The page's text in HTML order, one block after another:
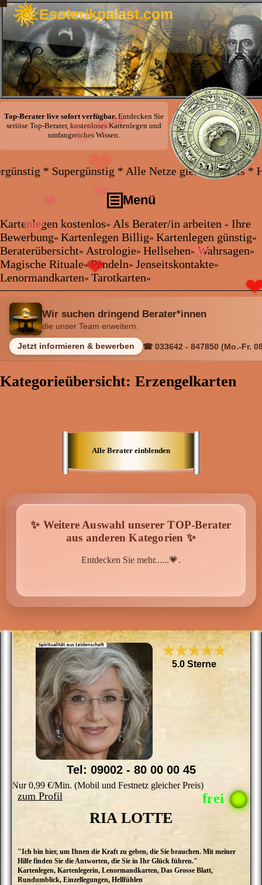
❤
❤
❤
❤
❤
❤
❤
❤
❤
❤ ❤
Esoterikpalast.com
Top-Berater live sofort verfügbar.Entdecken Sie
seriöse Top-Berater, kostenloses Kartenlegen und
umfangreiches Wissen.
* Alle Netze gleicher Preis * Handy und
Menü
Kartenlegen kostenlos
Als Berater/in arbeiten - Ihre Bewerbung
Kartenlegen Billig
Kartenlegen günstig
Beraterübersicht
Astrologie
Hellsehen
Wahrsagen
Magische Rituale
Pendeln
Lenormandkarten
Menü: Beraterübersicht Kategorien
Menü: Beraterübersicht von A bis Z
Menü: Kartenlegen kostenlos, Jobs,
Wissen von A - Z
Kartenlegen kostenlos» Als Berater/in arbeiten - Ihre
Bewerbung» Kartenlegen Billig» Kartenlegen günstig»
Beraterübersicht» Astrologie» Hellsehen»Wahrsagen»
Magische Rituale»Pendeln» Jenseitskontakte»
Lenormandkarten» Tarotkarten»
Wir suchen dringend Berater*innen
die unser Team erweitern.
Jetzt informieren & bewerben ☎ 033642 - 847850 (Mo.-Fr.
Kategorieübersicht: Erzengelkarten
Alle Berater einblenden
✨ Weitere Auswahl unserer TOP-Berater
aus anderen Kategorien ✨
Entdecken Sie mehr......💗.
★★★★★
5.0 Sterne
RIA LOTTE
"Ich bin hier, um Ihnen die Kraft zu geben, die Sie brauchen. Mit meiner
Hilfe finden Sie die Antworten, die Sie in Ihr Glück führen."
Kartenlegen, Kartenlegerin, Lenormandkarten, Das Grosse Blatt,
Rundumblick, Einzellegungen, Hellfühlen
Tel: 09002 - 80 00 00 45
Nur 0,99 €/Min. (Mobil und Festnetz gleicher Preis)
zum Profil